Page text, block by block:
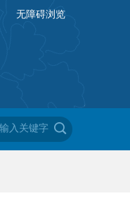
无障碍浏览